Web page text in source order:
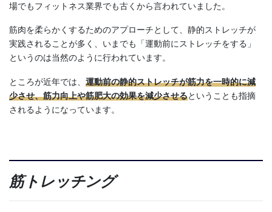
場でもフィットネス業界でも古くから言われていました。
筋肉を柔らかくするためのアプローチとして、静的ストレッチが
実践されることが多く、いまでも「運動前にストレッチをする」
というのは当然のように行われています。
ところが近年では、 運動前の静的ストレッチが筋力を一時的に減
少させ、筋力向上や筋肥大の効果を減少させるということも指摘
されるようになっています。
筋トレッチング